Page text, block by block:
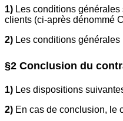
1) Les conditions
clients (ci-après dénommé
2) Les conditions
§2 Conclusion du
1) Les dispositions
2) En cas de conclusion, le